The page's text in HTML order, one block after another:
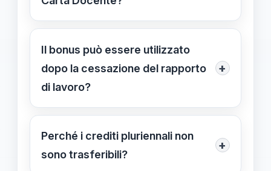
Attraverso la partecipazione a corsi di
formazione, seminari, webinar e
attività riconosciute dal Ministero
dell'Istruzione, attestati e sistemi
Il bonus può essere utilizzato
dopo la cessazione del rapporto
di lavoro?
+
No, i crediti del bonus si possono
utilizzare solo durante il rapporto di
lavoro attivo e si estinguono con la
Perché i crediti pluriennali non
sono trasferibili?
+